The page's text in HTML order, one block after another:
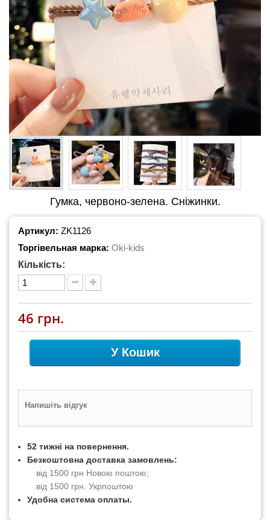
Гумка, червоно-зелена. Сніжинки.
Артикул: ZK1126
Торгівельная марка: Oki-kids
Кількість:
46 грн.
У Кошик
Напишіть відгук
52 тижні на повернення.
Безкоштовна доставка замовлень:
від 1500 грн Новою поштою;
від 1500 грн. Укрпоштою
Удобна система оплаты.